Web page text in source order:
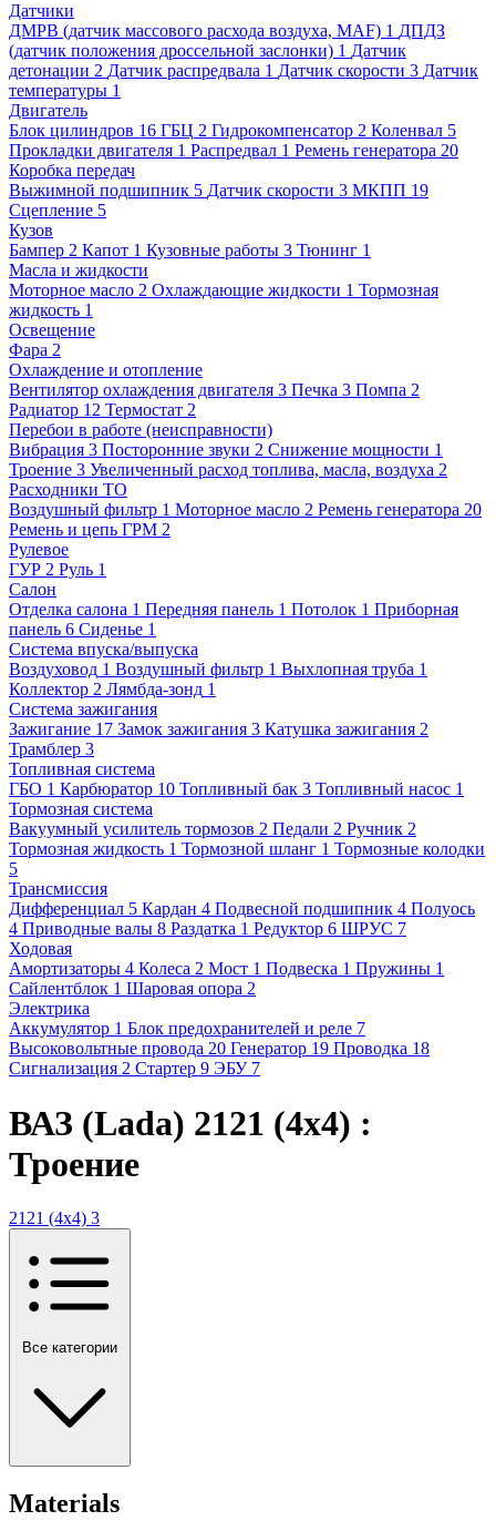
Датчики
ДМРВ (датчик массового расхода воздуха, MAF) 1 ДПДЗ
(датчик положения дроссельной заслонки) 1 Датчик
детонации 2 Датчик распредвала 1 Датчик скорости 3 Датчик
температуры 1
Двигатель
Блок цилиндров 16 ГБЦ 2 Гидрокомпенсатор 2 Коленвал 5
Прокладки двигателя 1 Распредвал 1 Ремень генератора 20
Коробка передач
Выжимной подшипник 5 Датчик скорости 3 МКПП 19
Сцепление 5
Кузов
Бампер 2 Капот 1 Кузовные работы 3 Тюнинг 1
Масла и жидкости
Моторное масло 2 Охлаждающие жидкости 1 Тормозная
жидкость 1
Освещение
Фара 2
Охлаждение и отопление
Вентилятор охлаждения двигателя 3 Печка 3 Помпа 2
Радиатор 12 Термостат 2
Перебои в работе (неисправности)
Вибрация 3 Посторонние звуки 2 Снижение мощности 1
Троение 3 Увеличенный расход топлива, масла, воздуха 2
Расходники ТО
Воздушный фильтр 1 Моторное масло 2 Ремень генератора 20
Ремень и цепь ГРМ 2
Рулевое
ГУР 2 Руль 1
Салон
Отделка салона 1 Передняя панель 1 Потолок 1 Приборная
панель 6 Сиденье 1
Система впуска/выпуска
Воздуховод 1 Воздушный фильтр 1 Выхлопная труба 1
Коллектор 2 Лямбда-зонд 1
Система зажигания
Зажигание 17 Замок зажигания 3 Катушка зажигания 2
Трамблер 3
Топливная система
ГБО 1 Карбюратор 10 Топливный бак 3 Топливный насос 1
Тормозная система
Вакуумный усилитель тормозов 2 Педали 2 Ручник 2
Тормозная жидкость 1 Тормозной шланг 1 Тормозные колодки
5
Трансмиссия
Дифференциал 5 Кардан 4 Подвесной подшипник 4 Полуось
4 Приводные валы 8 Раздатка 1 Редуктор 6 ШРУС 7
Ходовая
Амортизаторы 4 Колеса 2 Мост 1 Подвеска 1 Пружины 1
Сайлентблок 1 Шаровая опора 2
Электрика
Аккумулятор 1 Блок предохранителей и реле 7
Высоковольтные провода 20 Генератор 19 Проводка 18
Сигнализация 2 Стартер 9 ЭБУ 7
ВАЗ (Lada) 2121 (4x4) :
Троение
2121 (4х4) 3
Все категории
Materials